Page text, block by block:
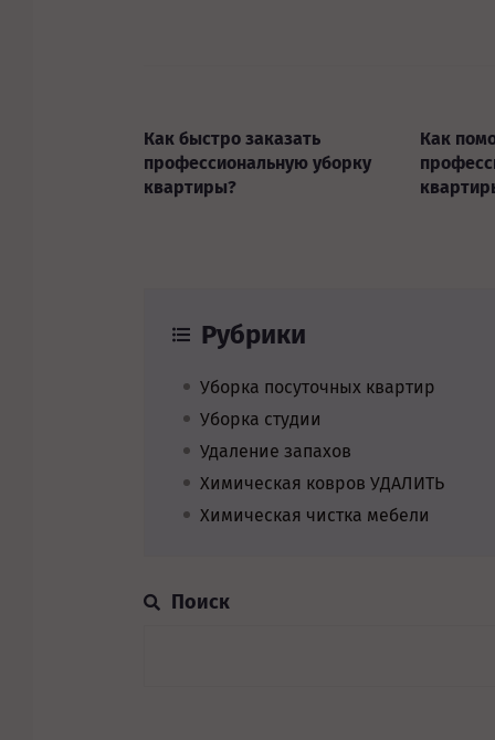
Как быстро заказать
профессиональную уборку
квартиры?
Как
Рубрики
Уборка посуточных квартир
Уборка студии
Удаление запахов
Химическая ковров УДАЛИТЬ
Химическая чистка мебели